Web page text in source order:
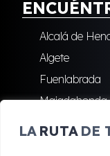
LA RUTA DE
Alcalá de
Algete
Fuenlabrada
Majadahonda
Reyes